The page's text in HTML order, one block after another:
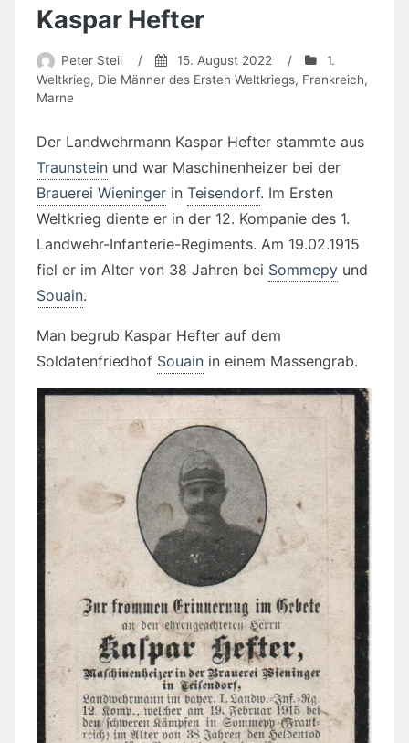
Kaspar Hefter
Peter Steil / 15. August 2022 /
1.
Weltkrieg, Die Männer des Ersten Weltkriegs, Frankreich,
Marne
Der Landwehrmann Kaspar Hefter stammte aus
Traunstein und war Maschinenheizer bei der
Brauerei Wieninger in Teisendorf. Im Ersten
Weltkrieg diente er in der 12. Kompanie des 1.
Landwehr-Infanterie-Regiments. Am 19.02.1915
fiel er im Alter von 38 Jahren bei Sommepy und
Souain.
Man begrub Kaspar Hefter auf dem
Soldatenfriedhof Souain in einem Massengrab.